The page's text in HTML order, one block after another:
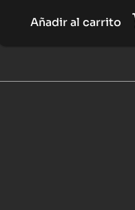
Añadir al carrito